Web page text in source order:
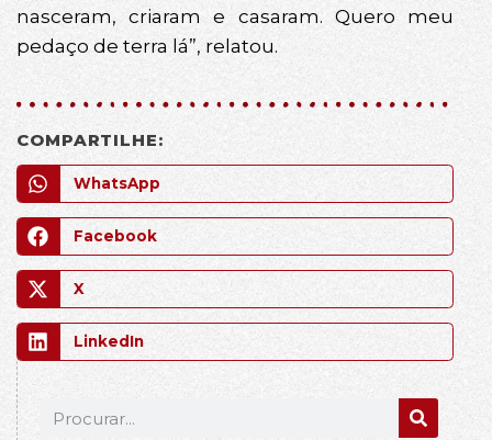
nasceram, criaram e casaram. Quero meu
pedaço de terra lá”, relatou.
COMPARTILHE:
WhatsApp
Facebook
X
LinkedIn